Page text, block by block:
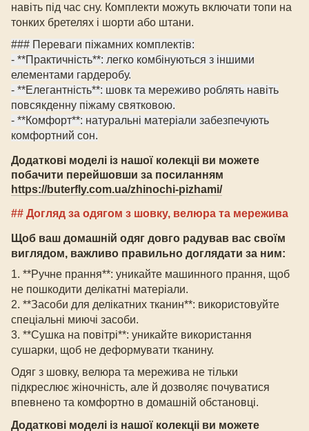
навіть під час сну. Комплекти можуть включати топи на
тонких бретелях і шорти або штани.
### Переваги піжамних комплектів:
- **Практичність**: легко комбінуються з іншими
елементами гардеробу.
- **Елегантність**: шовк та мереживо роблять навіть
повсякденну піжаму святковою.
- **Комфорт**: натуральні матеріали забезпечують
комфортний сон.
Додаткові моделі із нашої колекціі ви можете
побачити перейшовши за посиланням
https://buterfly.com.ua/zhinochi-pizhami/
## Догляд за одягом з шовку, велюра та мережива
Щоб ваш домашній одяг довго радував вас своїм
виглядом, важливо правильно доглядати за ним:
1. **Ручне прання**: уникайте машинного прання, щоб
не пошкодити делікатні матеріали.
2. **Засоби для делікатних тканин**: використовуйте
спеціальні миючі засоби.
3. **Сушка на повітрі**: уникайте використання
сушарки, щоб не деформувати тканину.
Одяг з шовку, велюра та мережива не тільки
підкреслює жіночність, але й дозволяє почуватися
впевнено та комфортно в домашній обстановці.
Додаткові моделі із нашої колекціі ви можете